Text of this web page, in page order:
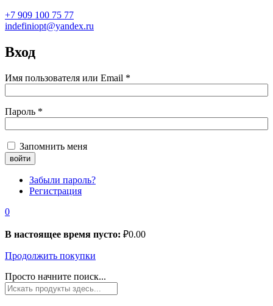
+7 909 100 75 77
indefiniopt@yandex.ru
Вход
Имя пользователя или Email *
Пароль *
Запомнить меня
Забыли пароль?
Регистрация
0
В настоящее время пусто: ₽0.00
Продолжить покупки
Просто начните поиск...